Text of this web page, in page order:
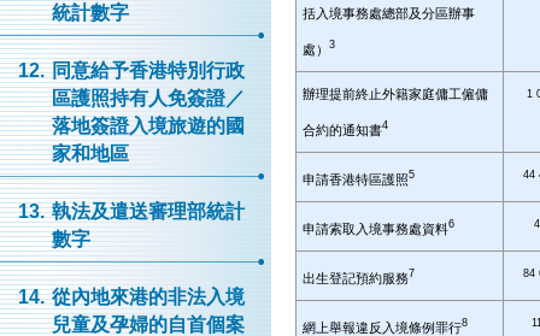
統計數字
12. 同意給予香港特別行政
區護照持有人免簽證／
落地簽證入境旅遊的國
家和地區
13. 執法及遣送審理部統計
數字
14. 從內地來港的非法入境
兒童及孕婦的自首個案
括入境事務處總部及分區辦事
處） 3
辦理提前終止外籍家庭傭工僱傭
合約的通知書4
1
申請香港特區護照5 44
申請索取入境事務處資料6
出生登記預約服務7 84
網上舉報違反入境條例罪行8